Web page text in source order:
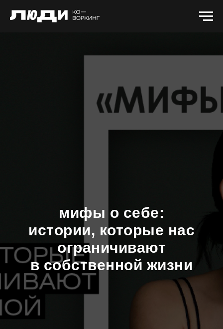
мифы о себе:
истории, которые нас
ограничивают
в собственной жизни